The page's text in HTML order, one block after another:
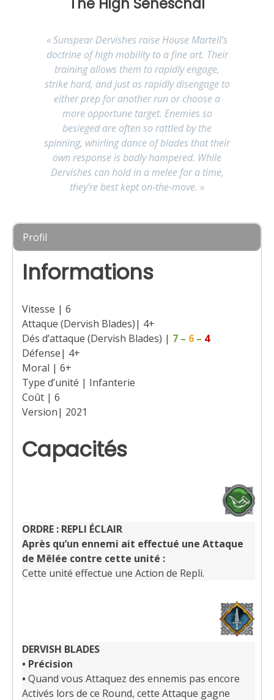
«Sunspear Dervishes raise House Martell’s
doctrine of high mobility to a fine art. Their
training allows them to rapidly engage,
strike hard, and just as rapidly disengage to
either prep for another run or choose a
more opportune target. Enemies so
besieged are often so rattled by the
spinning, whirling dance of blades that their
own response is badly hampered. While
Dervishes can hold in a melee for a time,
they’re best kept on-the-move. »
Profil
Informations
Vitesse | 6
Attaque (Dervish Blades)| 4+
Dés d’attaque (Dervish Blades) | 7 – 6 – 4
Défense| 4+
Moral | 6+
Type d’unité | Infanterie
Coût | 6
Version| 2021
Capacités
ORDRE : REPLI ÉCLAIR
Après qu’un ennemi ait effectué une Attaque
de Mêlée contre cette unité :
Cette unité effectue une Action de Repli.
DERVISH BLADES
• Précision
• Quand vous Attaquez des ennemis pas encore
Activés lors de ce Round, cette Attaque gagne